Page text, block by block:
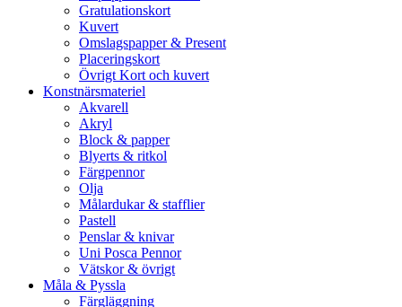
Gratulationskort
Kuvert
Omslagspapper & Present
Placeringskort
Övrigt Kort och kuvert
Konstnärsmateriel
Akvarell
Akryl
Block & papper
Blyerts & ritkol
Färgpennor
Olja
Målardukar & stafflier
Pastell
Penslar & knivar
Uni Posca Pennor
Vätskor & övrigt
Måla & Pyssla
Färgläggning